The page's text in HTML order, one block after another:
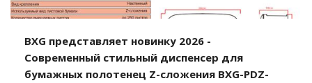
BXG представляет новинку 2026 -
Современный стильный диспенсер для
бумажных полотенец Z-сложения BXG-PDZ-